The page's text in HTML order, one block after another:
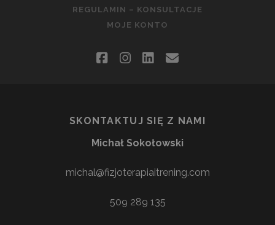
REGULAMIN – KONSULTACJE
MOJE KONTO
facebookinstagram
linkedin
email
SKONTAKTUJ SIĘ Z NAMI
Michał Sokołowski
michal@fizjoterapiaitrening.com
509 289 135